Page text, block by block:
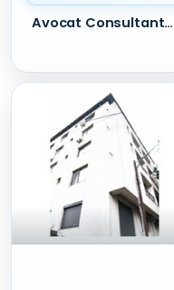
Avocat Consultanta Juridica Online. Asistenta